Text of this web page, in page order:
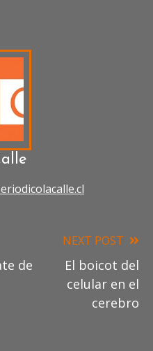
POLÍTICO
DE
de
NEXT POST
El boicot del
celular en el
cerebro